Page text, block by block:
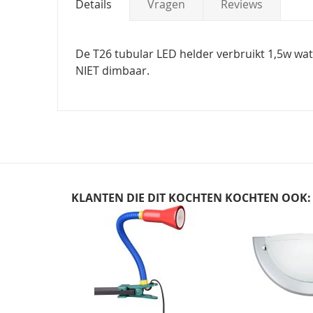
Details Vragen Reviews
De T26 tubular LED helder verbruikt 1,5w
NIET dimbaar.
KLANTEN DIE DIT KOCHTEN KOCHTEN OOK:
carousel